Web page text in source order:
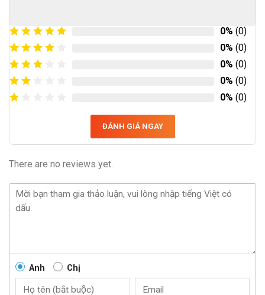
0% (0)
0% (0)
0% (0)
0% (0)
0% (0)
ĐÁNH GIÁ NGAY
There are no reviews yet.
Anh Chị